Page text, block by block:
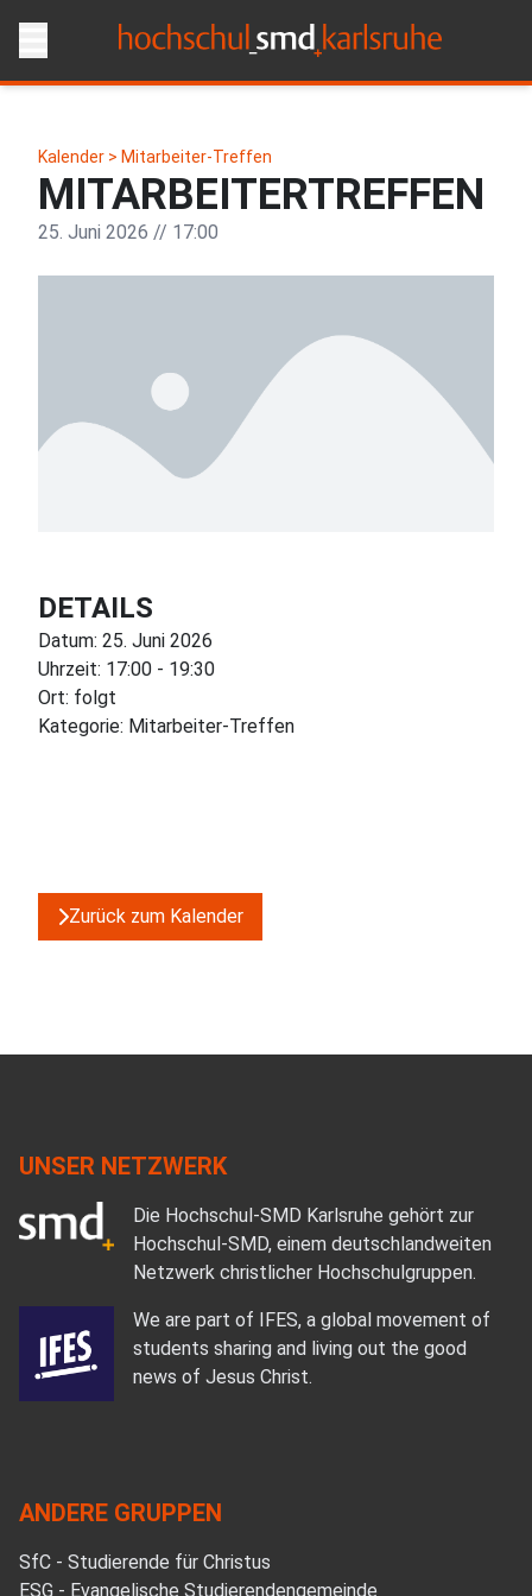
Kalender > Mitarbeiter-Treffen
MITARBEITERTREFFEN
25. Juni 2026 // 17:00
DETAILS
Datum: 25. Juni 2026
Uhrzeit: 17:00 - 19:30
Ort: folgt
Kategorie: Mitarbeiter-Treffen
Zurück zum Kalender
UNSER NETZWERK
Die Hochschul-SMD Karlsruhe gehört zur
Hochschul-SMD, einem deutschlandweiten
Netzwerk christlicher Hochschulgruppen.
We are part of IFES, a global movement of
students sharing and living out the good
news of Jesus Christ.
ANDERE GRUPPEN
SfC - Studierende für Christus
ESG - Evangelische Studierendengemeinde